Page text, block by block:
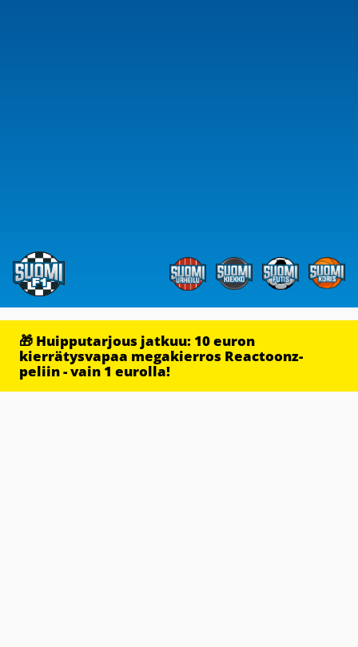
🎁 Huipputarjous jatkuu: 10 euron
kierrätysvapaa megakierros Reactoonz-
peliin - vain 1 eurolla!